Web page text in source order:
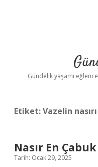
Gündelik yaşamı
Etiket:Vazelin
Nasır En
Tarih: Ocak 29, 2025